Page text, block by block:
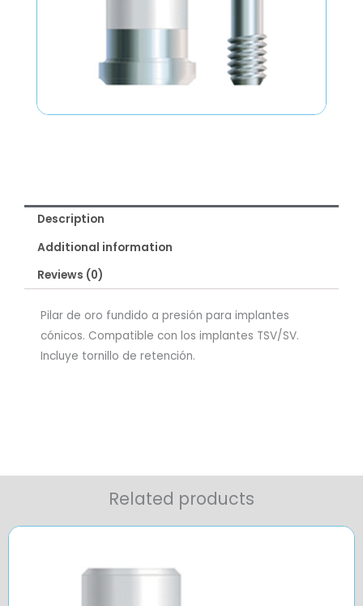
Description
Additional information
Reviews (0)
Pilar de oro fundido a presión para implantes
cónicos. Compatible con los implantes TSV/SV.
Incluye tornillo de retención.
Related products
Price
$160,59
through